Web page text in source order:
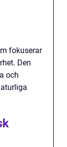
fokuserar
Den
och